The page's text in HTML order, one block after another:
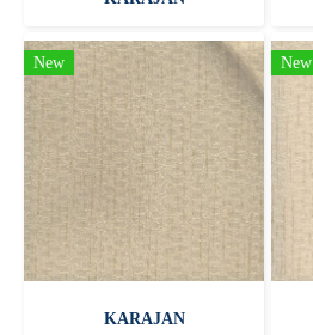
New
KARAJAN
New